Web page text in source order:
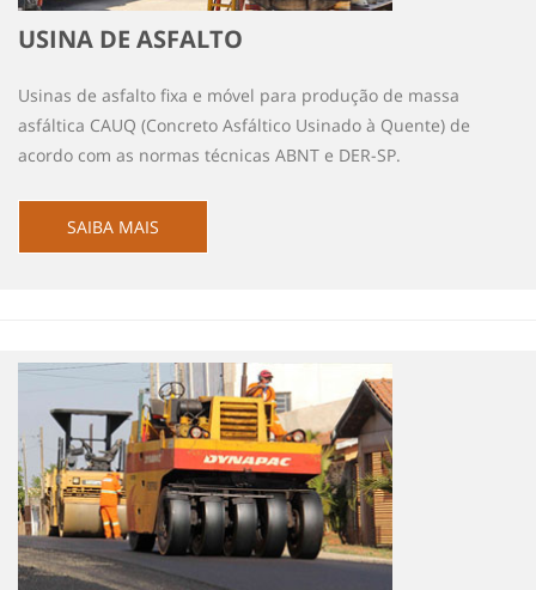
USINA DE ASFALTO
Usinas de asfalto fixa e móvel para produção de massa
asfáltica CAUQ (Concreto Asfáltico Usinado à Quente) de
acordo com as normas técnicas ABNT e DER-SP.
SAIBA MAIS